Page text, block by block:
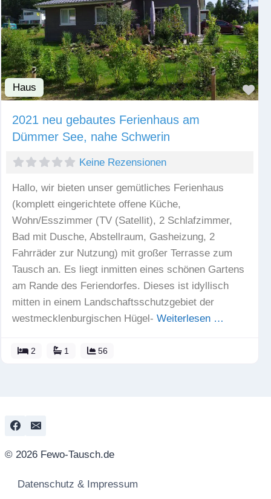
Haus
2021 neu gebautes Ferienhaus am
Dümmer See, nahe Schwerin
Keine Rezensionen
Hallo, wir bieten unser gemütliches Ferienhaus
(komplett eingerichtete offene Küche,
Wohn/Esszimmer (TV (Satellit), 2 Schlafzimmer,
Bad mit Dusche, Abstellraum, Gasheizung, 2
Fahrräder zur Nutzung) mit großer Terrasse zum
Tausch an. Es liegt inmitten eines schönen Gartens
am Rande des Feriendorfes. Dieses ist idyllisch
mitten in einem Landschaftsschutzgebiet der
westmecklenburgischen Hügel- Weiterlesen …
2 1 56
© 2026 Fewo-Tausch.de
Datenschutz & Impressum